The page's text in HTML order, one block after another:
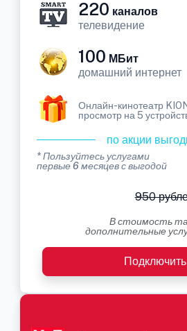
220 каналов
телевидение
100 МБит
домашний интернет
Онлайн-кинотеатр
просмотр на 5
по акции
* Пользуйтесь услугами
первые 6 месяцев с выгодой
950
В стоимость
дополнительные
Подключить